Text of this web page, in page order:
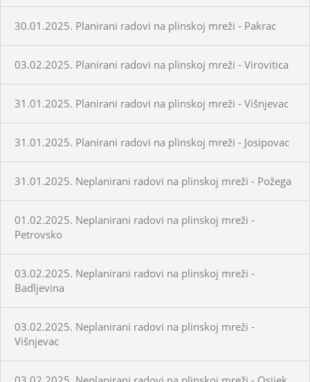
30.01.2025. Planirani radovi na plinskoj mreži - Pakrac
03.02.2025. Planirani radovi na plinskoj mreži - Virovitica
31.01.2025. Planirani radovi na plinskoj mreži - Višnjevac
31.01.2025. Planirani radovi na plinskoj mreži - Josipovac
31.01.2025. Neplanirani radovi na plinskoj mreži - Požega
01.02.2025. Neplanirani radovi na plinskoj mreži -
Petrovsko
03.02.2025. Neplanirani radovi na plinskoj mreži -
Badljevina
03.02.2025. Neplanirani radovi na plinskoj mreži -
Višnjevac